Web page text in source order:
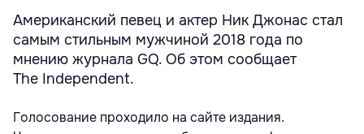
Американский певец и актер Ник Джонас стал
самым стильным мужчиной 2018 года по
мнению журнала GQ. Об этом сообщает
The Independent.
Голосование проходило на сайте издания.